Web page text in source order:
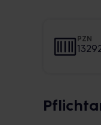
PZN